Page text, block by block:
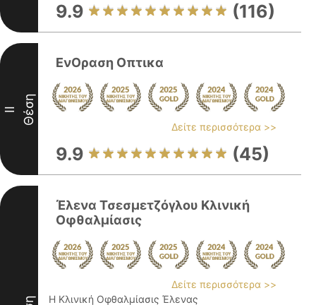
9.9 (116)
II Θέση
ΕνΟραση Οπτικα
Δείτε περισσότερα >>
9.9 (45)
Έλενα Τσεσμετζόγλου Κλινική
Οφθαλμίασις
Δείτε περισσότερα >>
Η Κλινική Οφθαλμίασις Έλενας